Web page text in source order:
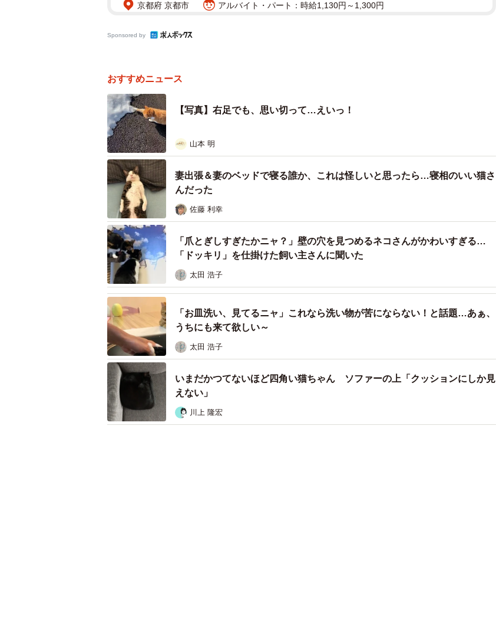
京都府 京都市 アルバイト・パート：時給1,130円～1,300円
Sponsored by
おすすめニュース
【写真】右足でも、思い切って…えいっ！
山本 明
妻出張＆妻のベッドで寝る誰か、これは怪しいと思ったら…寝相のいい猫さ
んだった
佐藤 利幸
「爪とぎしすぎたかニャ？」壁の穴を見つめるネコさんがかわいすぎる…
「ドッキリ」を仕掛けた飼い主さんに聞いた
太田 浩子
「お皿洗い、見てるニャ」これなら洗い物が苦にならない！と話題…あぁ、
うちにも来て欲しい～
太田 浩子
いまだかつてないほど四角い猫ちゃん ソファーの上「クッションにしか見
えない」
川上 隆宏